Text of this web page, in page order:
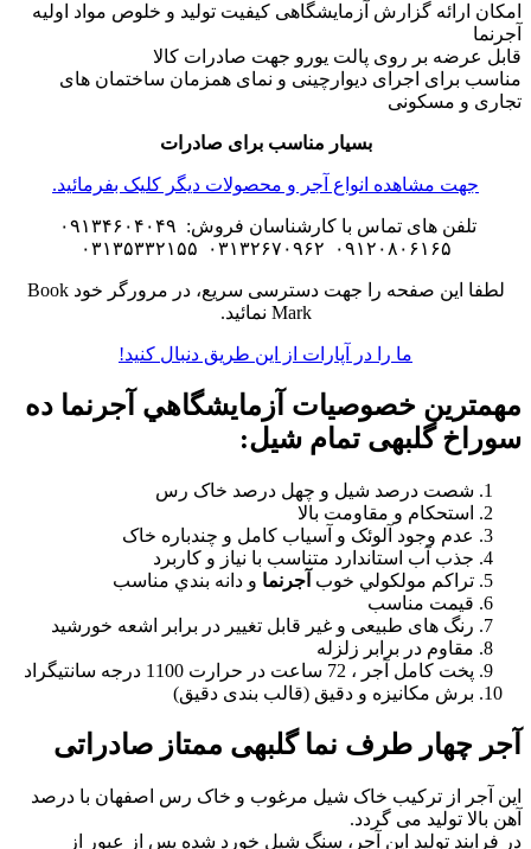
امکان ارائه گزارش آزمایشگاهی کیفیت تولید و خلوص مواد اولیه
آجرنما
قابل عرضه بر روی پالت یورو جهت صادرات کالا
مناسب برای اجرای دیوارچینی و نمای همزمان ساختمان های
تجاری و مسکونی
بسیار مناسب برای صادرات
جهت مشاهده انواع آجر و محصولات دیگر کلیک بفرمائید.
۰۹۱۲۰۸۰۶۱۶۵ ۰۳۱۳۲۶۷۰۹۶۲ ۰۳۱۳۵۳۳۲۱۵۵
لطفا این صفحه را جهت دسترسی سریع، در مرورگر خود Book
Mark نمائید.
ما را در آپارات از این طریق دنبال کنید!
مهمترين خصوصيات آزمايشگاهي آجرنما ده
سوراخ گلبهی تمام شیل:
شصت درصد شیل و چهل درصد خاک رس
استحکام و مقاومت بالا
عدم وجود آلوئک و آسیاب کامل و چندباره خاک
جذب آب استاندارد متناسب با نیاز و کاربرد
تراكم مولكولي خوب آجرنما و دانه بندي مناسب
قیمت مناسب
رنگ های طبیعی و غیر قابل تغییر در برابر اشعه خورشید
مقاوم در برابر زلزله
پخت کامل آجر ، 72 ساعت در حرارت 1100 درجه سانتیگراد
برش مکانیزه و دقیق (قالب بندی دقیق)
آجر چهار طرف نما گلبهی ممتاز صادراتی
این آجر از ترکیب خاک شیل مرغوب و خاک رس اصفهان با درصد
آهن بالا تولید می گردد.
در فرایند تولید این آجر، سنگ شیل خورد شده پس از عبور از